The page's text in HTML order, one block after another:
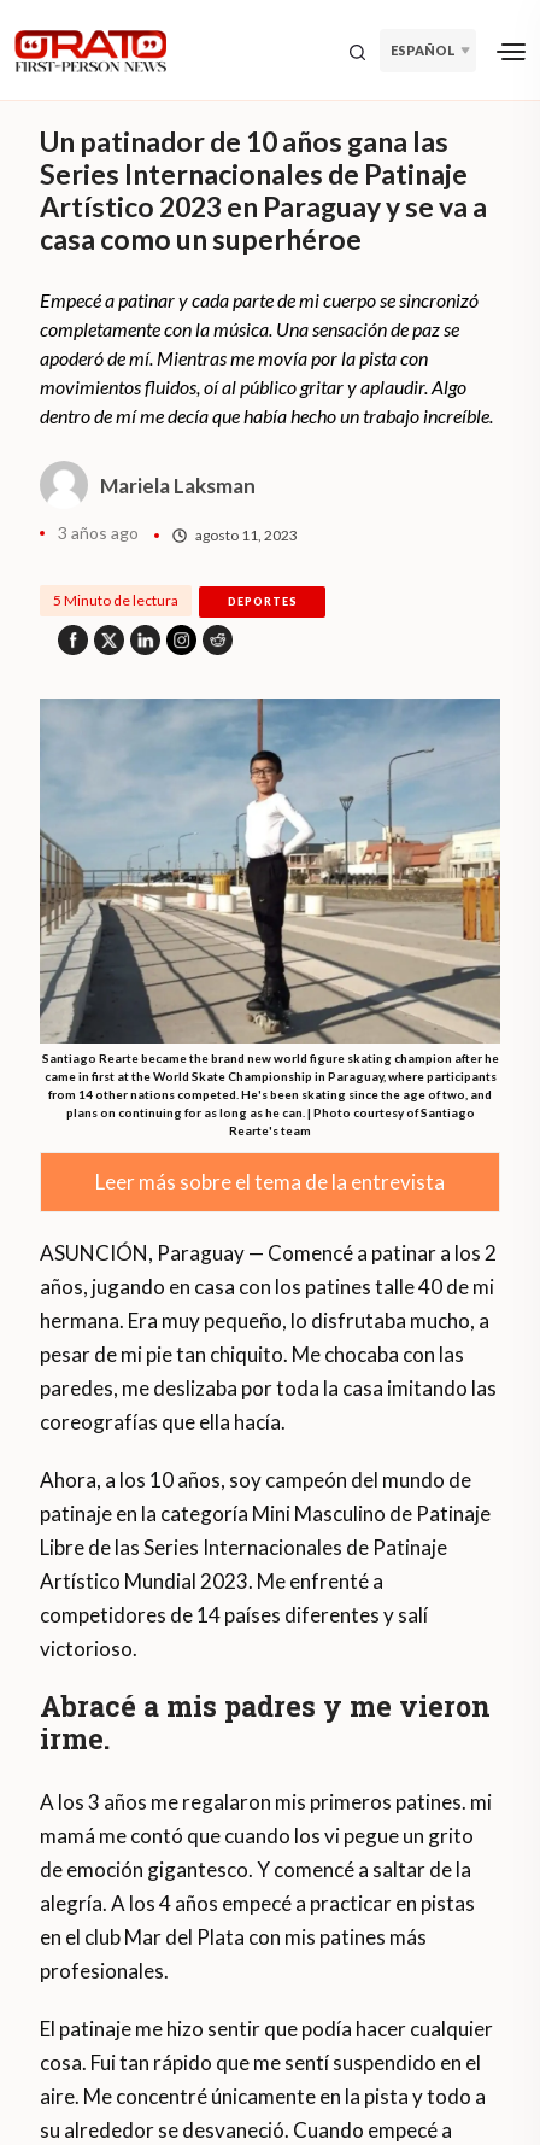
ESPAÑOL
Un patinador de 10 años gana las
Series Internacionales de Patinaje
Artístico 2023 en Paraguay y se va a
casa como un superhéroe
Empecé a patinar y cada parte de mi cuerpo se sincronizó
completamente con la música. Una sensación de paz se
apoderó de mí. Mientras me movía por la pista con
movimientos fluidos, oí al público gritar y aplaudir. Algo
dentro de mí me decía que había hecho un trabajo increíble.
Mariela Laksman
3 años ago agosto 11, 2023
5 Minuto de lectura DEPORTES
Santiago Rearte became the brand new world figure skating champion after he
came in first at the World Skate Championship in Paraguay, where participants
from 14 other nations competed. He's been skating since the age of two, and
plans on continuing for as long as he can. | Photo courtesy of Santiago
Rearte's team
Leer más sobre el tema de la entrevista
ASUNCIÓN, Paraguay — Comencé a patinar a los 2
años, jugando en casa con los patines talle 40 de mi
hermana. Era muy pequeño, lo disfrutaba mucho, a
pesar de mi pie tan chiquito. Me chocaba con las
paredes, me deslizaba por toda la casa imitando las
coreografías que ella hacía.
Ahora, a los 10 años, soy campeón del mundo de
patinaje en la categoría Mini Masculino de Patinaje
Libre de las Series Internacionales de Patinaje
Artístico Mundial 2023. Me enfrenté a
competidores de 14 países diferentes y salí
victorioso.
Abracé a mis padres y me vieron
irme.
A los 3 años me regalaron mis primeros patines. mi
mamá me contó que cuando los vi pegue un grito
de emoción gigantesco. Y comencé a saltar de la
alegría. A los 4 años empecé a practicar en pistas
en el club Mar del Plata con mis patines más
profesionales.
El patinaje me hizo sentir que podía hacer cualquier
cosa. Fui tan rápido que me sentí suspendido en el
aire. Me concentré únicamente en la pista y todo a
su alrededor se desvaneció. Cuando empecé a